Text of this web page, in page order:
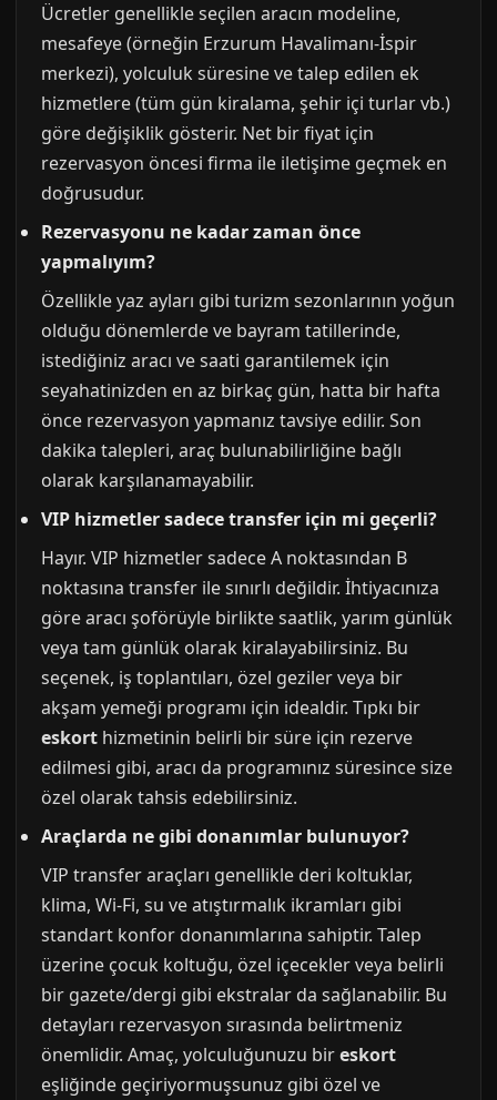
Ücretler genellikle seçilen aracın modeline,
mesafeye (örneğin Erzurum Havalimanı-İspir
merkezi), yolculuk süresine ve talep edilen ek
hizmetlere (tüm gün kiralama, şehir içi turlar vb.)
göre değişiklik gösterir. Net bir fiyat için
rezervasyon öncesi firma ile iletişime geçmek en
doğrusudur.
Rezervasyonu ne kadar zaman önce
yapmalıyım?
Özellikle yaz ayları gibi turizm sezonlarının yoğun
olduğu dönemlerde ve bayram tatillerinde,
istediğiniz aracı ve saati garantilemek için
seyahatinizden en az birkaç gün, hatta bir hafta
önce rezervasyon yapmanız tavsiye edilir. Son
dakika talepleri, araç bulunabilirliğine bağlı
olarak karşılanamayabilir.
VIP hizmetler sadece transfer için mi geçerli?
Hayır. VIP hizmetler sadece A noktasından B
noktasına transfer ile sınırlı değildir. İhtiyacınıza
göre aracı şoförüyle birlikte saatlik, yarım günlük
veya tam günlük olarak kiralayabilirsiniz. Bu
seçenek, iş toplantıları, özel geziler veya bir
akşam yemeği programı için idealdir. Tıpkı bir
eskort hizmetinin belirli bir süre için rezerve
edilmesi gibi, aracı da programınız süresince size
özel olarak tahsis edebilirsiniz.
Araçlarda ne gibi donanımlar bulunuyor?
VIP transfer araçları genellikle deri koltuklar,
klima, Wi-Fi, su ve atıştırmalık ikramları gibi
standart konfor donanımlarına sahiptir. Talep
üzerine çocuk koltuğu, özel içecekler veya belirli
bir gazete/dergi gibi ekstralar da sağlanabilir. Bu
detayları rezervasyon sırasında belirtmeniz
önemlidir. Amaç, yolculuğunuzu bireskort
eşliğinde geçiriyormuşsunuz gibi özel ve